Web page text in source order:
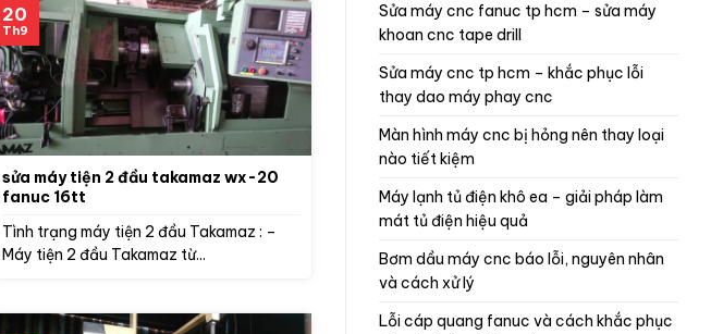
sửa máy tiện 2 đầu takamaz wx-20
fanuc 16tt
Tình trạng máy tiện 2 đầu Takamaz : –
Máy tiện 2 đầu Takamaz từ...
20
Th9
sửa máy cnc fanuc tp hcm – sửa máy
khoan cnc tape drill
sửa máy cnc tp hcm – khắc phục lỗi
thay dao máy phay cnc
màn hình máy cnc bị hỏng nên thay loại
nào tiết kiệm
máy lạnh tủ điện khô ea – giải pháp làm
mát tủ điện hiệu quả
bơm dầu máy cnc báo lỗi, nguyên nhân
và cách xử lý
lỗi cáp quang fanuc và cách khắc phục